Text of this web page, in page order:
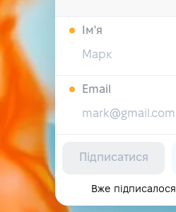
Iм'я
Email
Підписатися
Вже підписалося